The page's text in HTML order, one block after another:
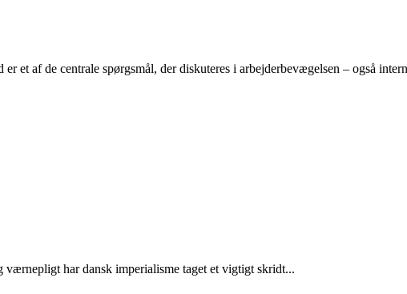
af de centrale spørgsmål, der diskuteres i arbejderbevægelsen – også
har dansk imperialisme taget et vigtigt skridt...